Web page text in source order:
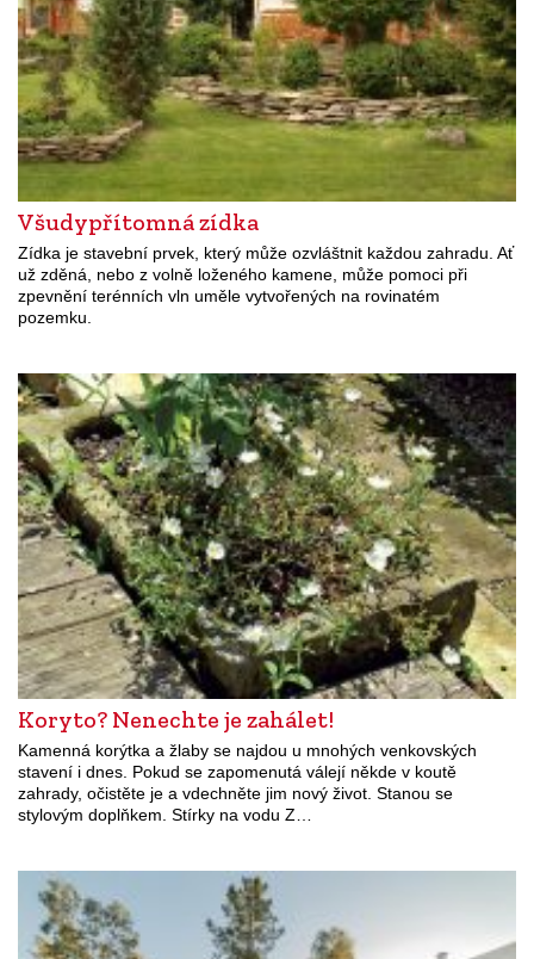
Všudypřítomná zídka
Zídka je stavební prvek, který může ozvláštnit každou zahradu. Ať
už zděná, nebo z volně loženého kamene, může pomoci při
zpevnění terénních vln uměle vytvořených na rovinatém
pozemku.
Koryto? Nenechte je zahálet!
Kamenná korýtka a žlaby se najdou u mnohých venkovských
stavení i dnes. Pokud se zapomenutá válejí někde v koutě
zahrady, očistěte je a vdechněte jim nový život. Stanou se
stylovým doplňkem. Stírky na vodu Z…